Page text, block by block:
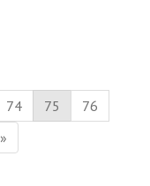
74 75
76
»